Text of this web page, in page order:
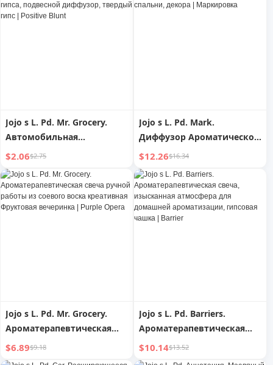
Jojo s L. Pd. Mr. Grocery.
Автомобильная
ароматерапия из гипса,
подвесной диффузор,
твердый гипс | Positive
Blunt
$2.06$2.75
Jojo s L. Pd. Mark.
Диффузор Ароматическое
масло для дома, спальни,
декора | Маркировка
$12.26$16.34
Jojo s L. Pd. Mr. Grocery.
Ароматерапевтическая
свеча ручной работы из
соевого воска креативная
$6.89$9.18
Jojo s L. Pd. Barriers.
Ароматерапевтическая
свеча, изысканная
атмосфера для домашней
$10.14$13.52